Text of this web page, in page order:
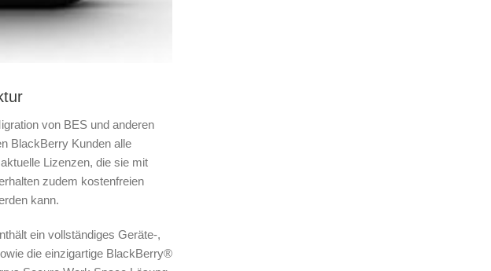
von BES und anderen
BlackBerry Kunden alle
Lizenzen, die sie mit
zudem kostenfreien
kann.
ein vollständiges Geräte-,
die einzigartige BlackBerry®